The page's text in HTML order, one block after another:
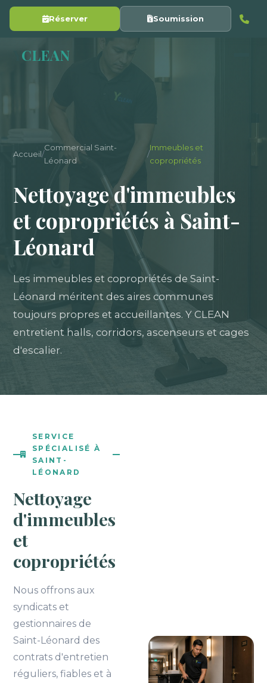
Réserver Soumission
CLEAN
Accueil/
Commercial Saint-
Léonard
/
Immeubles et
copropriétés
Nettoyage d'immeubles
et copropriétés à Saint-
Léonard
Les immeubles et copropriétés de Saint-
Léonard méritent des aires communes
toujours propres et accueillantes. Y CLEAN
entretient halls, corridors, ascenseurs et cages
d'escalier.
SERVICE
SPÉCIALISÉ À
SAINT-
LÉONARD
Nettoyage
d'immeubles
et
copropriétés
Nous offrons aux
syndicats et
gestionnaires de
Saint-Léonard des
contrats d'entretien
réguliers, fiables et à